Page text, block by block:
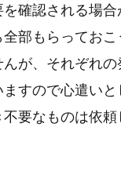
確認される場合
全部もらってお
が、それぞれ
すので心遣いと
要なものは依